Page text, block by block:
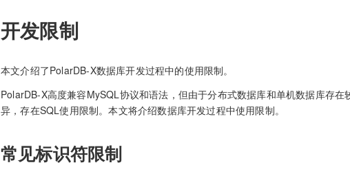
开发限制
本文介绍了PolarDB-X数据库开发过程中的使用限制。
PolarDB-X高度兼容MySQL协议和语法，但由于分布式数据库和单机数据库存在
异，存在SQL使用限制。本文将介绍数据库开发过程中使用限制。
常见标识符限制